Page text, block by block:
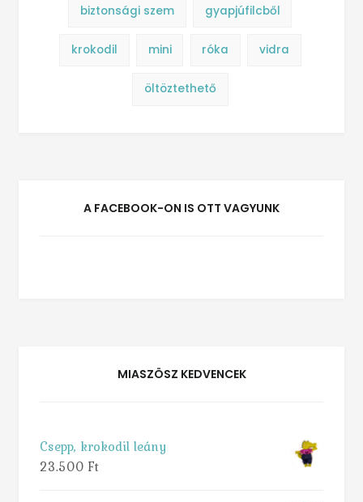
biztonsági szem gyapjúfilcből
krokodil mini róka vidra
öltöztethető
A FACEBOOK-ON IS OTT VAGYUNK
MIASZÖSZ KEDVENCEK
Csepp, krokodil leány
23.500 Ft